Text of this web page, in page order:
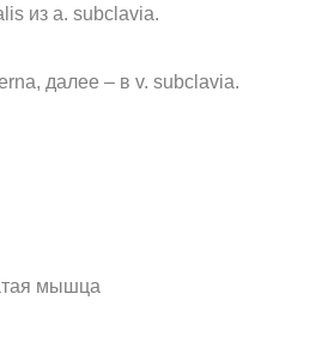
из a. subclavia.
далее – в v. subclavia.
мышца